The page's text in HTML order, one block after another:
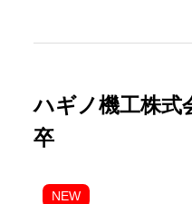
ハギノ機工株式
卒
NEW